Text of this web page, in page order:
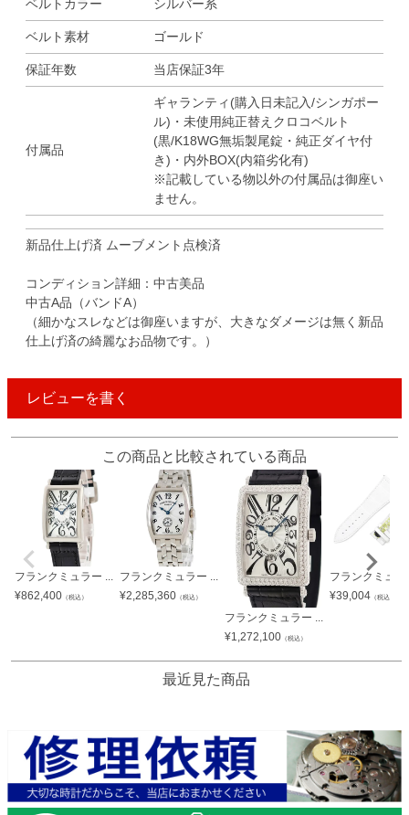
ベルトカラー シルバー系
ベルト素材 ゴールド
保証年数 当店保証3年
付属品
ギャランティ(購入日未記入/シンガポー
ル)・未使用純正替えクロコベルト
(黒/K18WG無垢製尾錠・純正ダイヤ付
き)・内外BOX(内箱劣化有)
※記載している物以外の付属品は御座い
ません。
新品仕上げ済 ムーブメント点検済
コンディション詳細：中古美品
中古A品（バンドA）
（細かなスレなどは御座いますが、大きなダメージは無く新品
仕上げ済の綺麗なお品物です。）
レビューを書く
この商品と比較されている商品
フランクミュラー ...
¥862,400 （税込）
フランクミュラー ...
¥2,285,360 （税込）
フランクミュラー ...
¥1,272,100 （税込）
フランクミュラ
¥39,004 （税込）
最近見た商品